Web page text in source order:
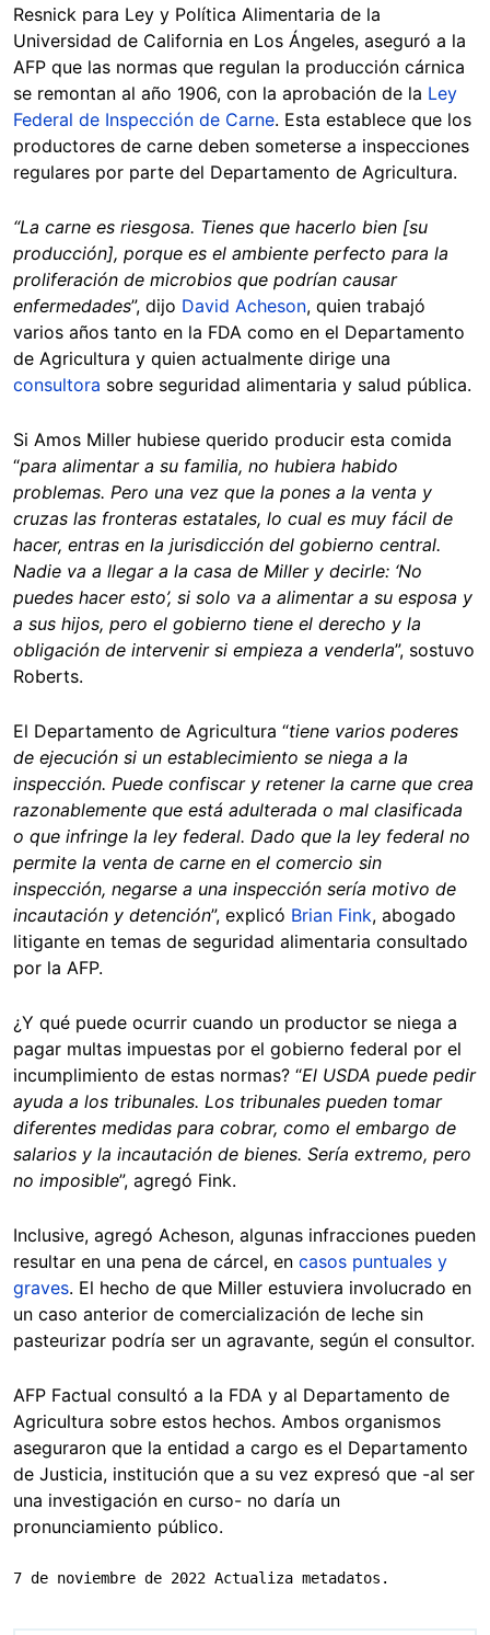
Resnick para Ley y Política Alimentaria de la
Universidad de California en Los Ángeles, aseguró a la
AFP que las normas que regulan la producción cárnica
se remontan al año 1906, con la aprobación de la Ley
Federal de Inspección de Carne. Esta establece que los
productores de carne deben someterse a inspecciones
regulares por parte del Departamento de Agricultura.
“La carne es riesgosa. Tienes que hacerlo bien [su
producción], porque es el ambiente perfecto para la
proliferación de microbios que podrían causar
enfermedades”, dijo David Acheson, quien trabajó
varios años tanto en la FDA como en el Departamento
de Agricultura y quien actualmente dirige una
consultora sobre seguridad alimentaria y salud pública.
Si Amos Miller hubiese querido producir esta comida
“para alimentar a su familia, no hubiera habido
problemas. Pero una vez que la pones a la venta y
cruzas las fronteras estatales, lo cual es muy fácil de
hacer, entras en la jurisdicción del gobierno central.
Nadie va a llegar a la casa de Miller y decirle: ‘No
puedes hacer esto’, si solo va a alimentar a su esposa y
a sus hijos, pero el gobierno tiene el derecho y la
obligación de intervenir si empieza a venderla”, sostuvo
Roberts.
El Departamento de Agricultura “tiene varios poderes
de ejecución si un establecimiento se niega a la
inspección. Puede confiscar y retener la carne que crea
razonablemente que está adulterada o mal clasificada
o que infringe la ley federal. Dado que la ley federal no
permite la venta de carne en el comercio sin
inspección, negarse a una inspección sería motivo de
incautación y detención”, explicó Brian Fink, abogado
litigante en temas de seguridad alimentaria consultado
por la AFP.
¿Y qué puede ocurrir cuando un productor se niega a
pagar multas impuestas por el gobierno federal por el
incumplimiento de estas normas? “El USDA puede pedir
ayuda a los tribunales. Los tribunales pueden tomar
diferentes medidas para cobrar, como el embargo de
salarios y la incautación de bienes. Sería extremo, pero
no imposible”, agregó Fink.
Inclusive, agregó Acheson, algunas infracciones pueden
resultar en una pena de cárcel, en casos puntuales y
graves. El hecho de que Miller estuviera involucrado en
un caso anterior de comercialización de leche sin
pasteurizar podría ser un agravante, según el consultor.
AFP Factual consultó a la FDA y al Departamento de
Agricultura sobre estos hechos. Ambos organismos
aseguraron que la entidad a cargo es el Departamento
de Justicia, institución que a su vez expresó que -al ser
una investigación en curso- no daría un
pronunciamiento público.
7 de noviembre de 2022 Actualiza metadatos.